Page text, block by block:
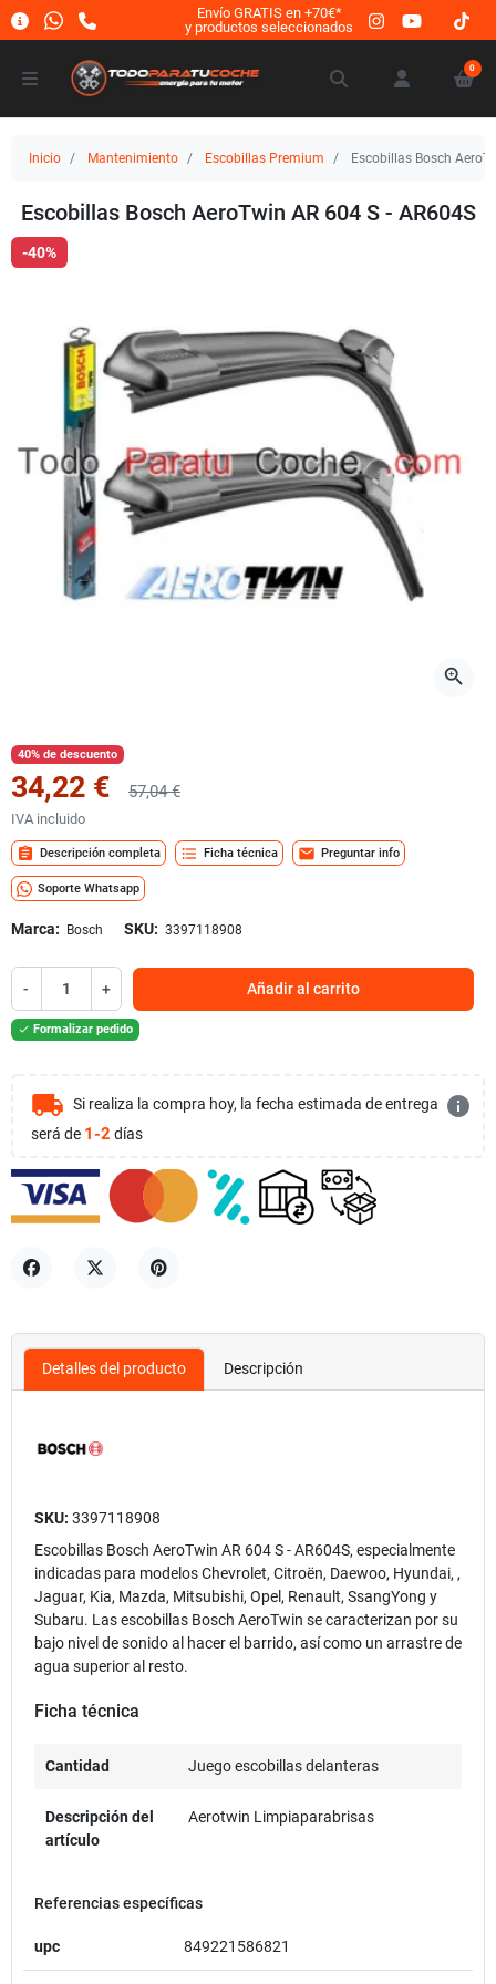
Envío GRATIS en +70€*
y productos seleccionados
0
Inicio Mantenimiento Escobillas Premium Escobillas Bosch
Escobillas Bosch AeroTwin AR 604 S - AR604S
-40%
zoom_in
40% de descuento
34,22 € 57,04 €
IVA incluido
assignment Descripción completa format_list_bulleted Ficha técnica mail Preguntar info
Soporte Whatsapp
Marca: Bosch SKU: 3397118908
- + Añadir al carrito
 Formalizar pedido
local_shipping Si realiza la compra hoy, la fecha estimada de entrega
será de 1-2 días
info
Detalles del producto Descripción
SKU: 3397118908
Escobillas Bosch AeroTwin AR 604 S - AR604S, especialmente
indicadas para modelos Chevrolet, Citroën, Daewoo, Hyundai, ,
Jaguar, Kia, Mazda, Mitsubishi, Opel, Renault, SsangYong y
Subaru. Las escobillas Bosch AeroTwin se caracterizan por su
bajo nivel de sonido al hacer el barrido, así como un arrastre de
agua superior al resto.
Ficha técnica
Cantidad Juego escobillas delanteras
Descripción del
artículo
Aerotwin Limpiaparabrisas
Referencias específicas
upc 849221586821